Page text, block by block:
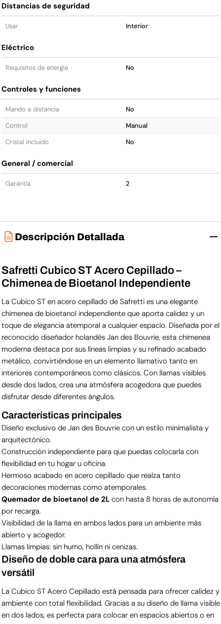
Distancias de seguridad
Usar Interior
Eléctrico
Requisitos de energía No
Controles y funciones
Mando a distancia
No
Control
Manual
Cristal incluido
No
General / comercial
Garantía 2
Descripción Detallada
Safretti Cubico ST Acero Cepillado –
Chimenea de Bioetanol Independiente
La Cubico ST en acero cepillado de Safretti es una elegante
chimenea de bioetanol independiente que aporta calidez y un
toque de elegancia atemporal a cualquier espacio. Diseñada por el
reconocido diseñador holandés Jan des Bouvrie, esta chimenea
moderna destaca por sus líneas limpias y su refinado acabado
metálico, convirtiéndose en un elemento llamativo tanto en
interiores contemporáneos como clásicos. Con llamas visibles
desde dos lados, crea una atmósfera acogedora que puedes
disfrutar desde diferentes ángulos.
Características principales
Diseño exclusivo de Jan des Bouvrie con un estilo minimalista y
arquitectónico.
Construcción independiente para que puedas colocarla con
flexibilidad en tu hogar u oficina.
Hermoso acabado en acero cepillado que realza tanto
decoraciones modernas como atemporales.
Quemador de bioetanol de 2Lcon hasta 8 horas de autonomía
por recarga.
Visibilidad de la llama en ambos lados para un ambiente más
abierto y acogedor.
Llamas limpias: sin humo, hollín ni cenizas.
Diseño de doble cara para una atmósfera
versátil
La Cubico ST Acero Cepillado está pensada para ofrecer calidez y
ambiente con total flexibilidad. Gracias a su diseño de llama visible
en dos lados, es perfecta para colocar en espacios abiertos o en